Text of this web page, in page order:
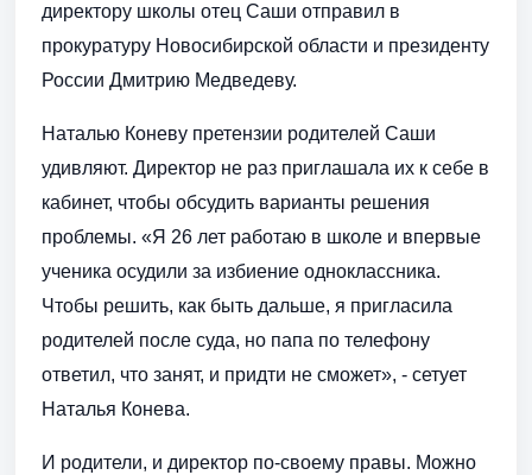
директору школы отец Саши отправил в
прокуратуру Новосибирской области и президенту
России Дмитрию Медведеву.
Наталью Коневу претензии родителей Саши
удивляют. Директор не раз приглашала их к себе в
кабинет, чтобы обсудить варианты решения
проблемы. «Я 26 лет работаю в школе и впервые
ученика осудили за избиение одноклассника.
Чтобы решить, как быть дальше, я пригласила
родителей после суда, но папа по телефону
ответил, что занят, и придти не сможет», - сетует
Наталья Конева.
И родители, и директор по-своему правы. Можно